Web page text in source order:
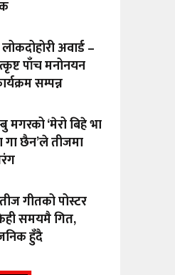
अवार्ड –
पाँच मनोनयन
सम्पन्न
मगरको ‘मेरो बिहे भा
गा छैन’ले तीजमा
गीतको पोस्टर
समयमै गित,
हुँदै